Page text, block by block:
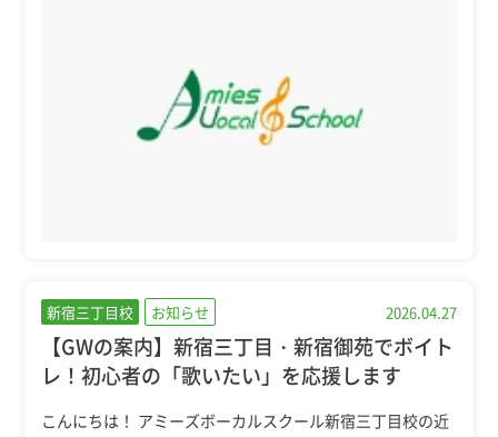
新宿三丁目校 お知らせ 2026.04.27
【GWの案内】新宿三丁目・新宿御苑でボイト
レ！初心者の「歌いたい」を応援します
こんにちは！ アミーズボーカルスクール新宿三丁目校の近